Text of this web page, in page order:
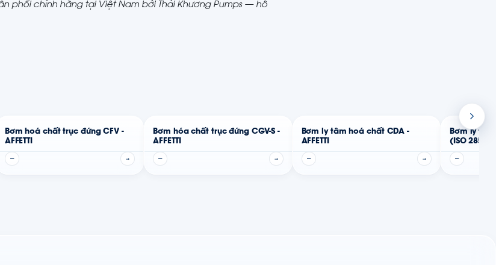
phối chính hãng tại Việt Nam bởi Thái Khương Pumps — hỗ
Bơm hoá chất trục đứng CFV -
AFFETTI
— →
Bơm hóa chất trục đứng CGV-S -
AFFETTI
— →
Bơm ly tâm hoá chất CDA -
AFFETTI
— →
Bơm ly
(ISO 2858) -
—